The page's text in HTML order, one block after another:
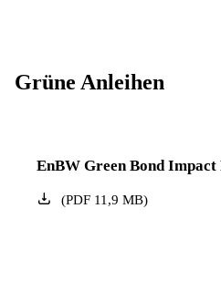
Grüne Anleihen
EnBW Green Bond Impact
(PDF11,9 MB)